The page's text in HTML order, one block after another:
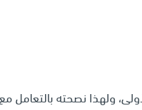
ولهذا نصحته بالتعامل